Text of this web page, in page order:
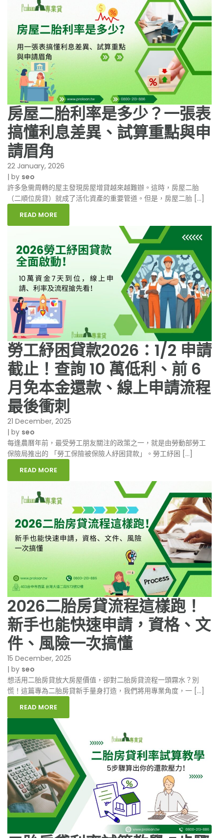
房屋二胎利率是多少？一張表
搞懂利息差異、試算重點與申
請眉角
22 January, 2026
| by seo
許多急需周轉的屋主發現房屋增貸越來越難辦。這時，房屋二胎
（二順位房貸）就成了活化資產的重要管道。但是，房屋二胎 […]
READ MORE
勞工紓困貸款2026：1/2 申請
截止！查詢 10 萬低利、前 6
月免本金還款、線上申請流程
最後衝刺
21 December, 2025
| by seo
每逢農曆年前，最受勞工朋友關注的政策之一，就是由勞動部勞工
保險局推出的 「勞工保險被保險人紓困貸款」。勞工紓困 […]
READ MORE
2026二胎房貸流程這樣跑！
新手也能快速申請，資格、文
件、風險一次搞懂
15 December, 2025
| by seo
想活用二胎房貸放大房屋價值，卻對二胎房貸流程一頭霧水？別
慌！這篇專為二胎房貸新手量身打造，我們將用專業角度，一 […]
READ MORE